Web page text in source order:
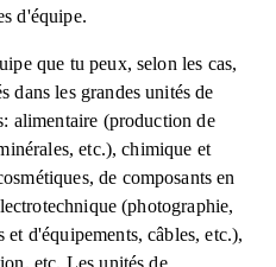
d'équipe.
que tu peux, selon les cas,
dans les grandes unités de
alimentaire (production de
etc.), chimique et
de composants en
(photographie,
et d'équipements, câbles, etc.),